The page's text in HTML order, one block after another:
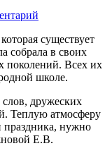
вечер
встречи
выпускников
существует
собрала в своих
поколений. Всех их
школе.
дружеских
Теплую атмосферу
праздника, нужно
Е.В.